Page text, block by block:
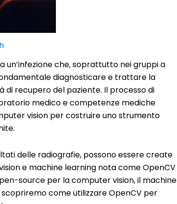
che, soprattutto nei gruppi a
diagnosticare e trattare la
di recupero del paziente. Il processo di
medico e competenze mediche
vision per costruire uno strumento
delle radiografie, possono essere create
e machine learning nota come OpenCV
source per la computer vision, il machine
come utilizzare OpenCV per